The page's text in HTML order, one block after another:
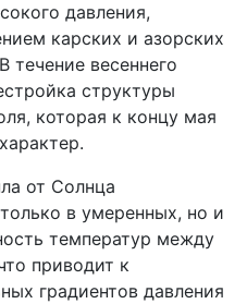
давления,
карских и азорских
течение весеннего
структуры
которая к концу мая
от Солнца
в умеренных, но и
температур между
приводит к
градиентов давления